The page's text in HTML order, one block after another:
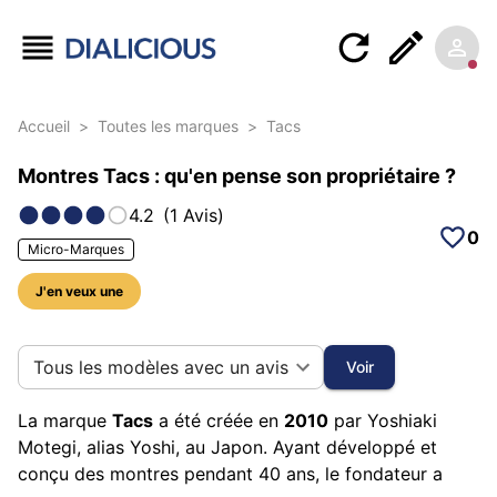
Accueil > Toutes les marques > Tacs
Montres Tacs : qu'en pense son propriétaire ?
4.2 (1 Avis)
Micro-Marques
J'en veux une
0
5 photos sur cette marque
Tous les modèles avec un avis Voir
La marque Tacs a été créée en 2010 par Yoshiaki
Motegi, alias Yoshi, au Japon. Ayant développé et
conçu des montres pendant 40 ans, le fondateur a